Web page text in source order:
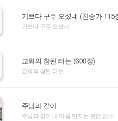
기쁘다 구주 오셨네 (찬송가 115
기쁘다 구주 오셨네
교회의 참된 터는 (600장)
교회의 참된 터는
주님과 같이
주님과 같이 내 마음 만지는 분은 없네